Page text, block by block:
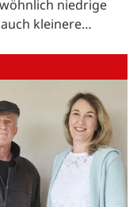
niedrige
kleinere…